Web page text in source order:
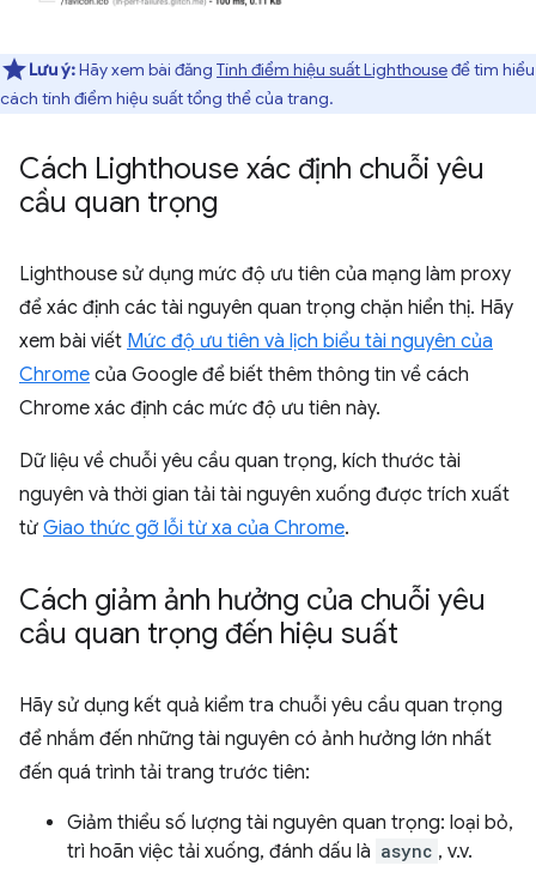
Lưu ý:Hãy xem bài đăng Tính điểm hiệu suất Lighthouseđể tìm hiểu
cách tính điểm hiệu suất tổng thể của trang.
Cách Lighthouse xác định chuỗi yêu
cầu quan trọng
Lighthouse sử dụng mức độ ưu tiên của mạng làm proxy
để xác định các tài nguyên quan trọng chặn hiển thị. Hãy
xem bài viết Mức độ ưu tiên và lịch biểu tài nguyên của
Chrome của Google để biết thêm thông tin về cách
Chrome xác định các mức độ ưu tiên này.
Dữ liệu về chuỗi yêu cầu quan trọng, kích thước tài
nguyên và thời gian tải tài nguyên xuống được trích xuất
từ Giao thức gỡ lỗi từ xa của Chrome.
Cách giảm ảnh hưởng của chuỗi yêu
cầu quan trọng đến hiệu suất
Hãy sử dụng kết quả kiểm tra chuỗi yêu cầu quan trọng
để nhắm đến những tài nguyên có ảnh hưởng lớn nhất
đến quá trình tải trang trước tiên:
Giảm thiểu số lượng tài nguyên quan trọng: loại bỏ,
trì hoãn việc tải xuống, đánh dấu là async , v.v.